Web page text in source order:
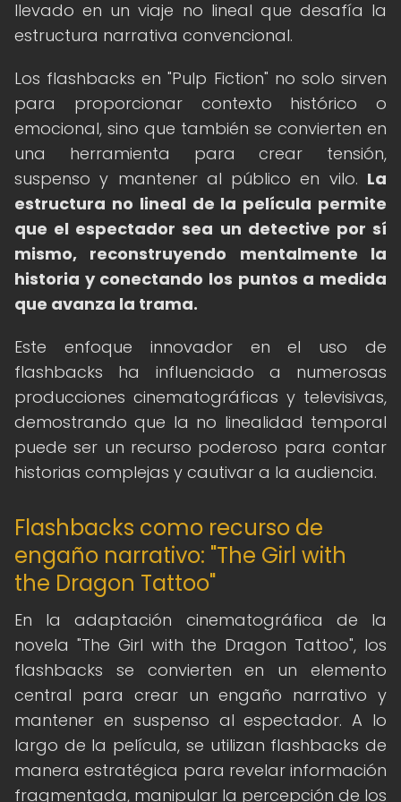
llevado en un viaje no lineal que desafía la
estructura narrativa convencional.
Los flashbacks en "Pulp Fiction" no solo sirven
para proporcionar contexto histórico o
emocional, sino que también se convierten en
una herramienta para crear tensión,
suspenso y mantener al público en vilo. La
estructura no lineal de la película permite
que el espectador sea un detective por sí
mismo, reconstruyendo mentalmente la
historia y conectando los puntos a medida
que avanza la trama.
Este enfoque innovador en el uso de
flashbacks ha influenciado a numerosas
producciones cinematográficas y televisivas,
demostrando que la no linealidad temporal
puede ser un recurso poderoso para contar
historias complejas y cautivar a la audiencia.
Flashbacks como recurso de
engaño narrativo: "The Girl with
the Dragon Tattoo"
En la adaptación cinematográfica de la
novela "The Girl with the Dragon Tattoo", los
flashbacks se convierten en un elemento
central para crear un engaño narrativo y
mantener en suspenso al espectador. A lo
largo de la película, se utilizan flashbacks de
manera estratégica para revelar información
fragmentada, manipular la percepción de los